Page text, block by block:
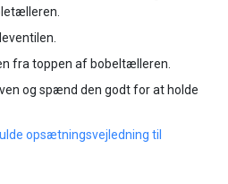
fra toppen af bobeltælleren.
og spænd den godt for at holde
opsætningsvejledning til